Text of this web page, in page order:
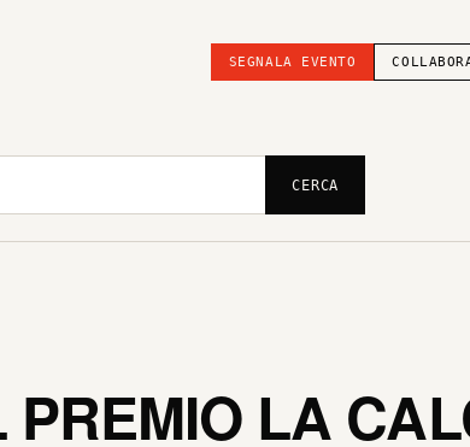
SEGNALA EVENTO
CERCA
LA